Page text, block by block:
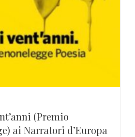
(Premio
ai Narratori d’Europa